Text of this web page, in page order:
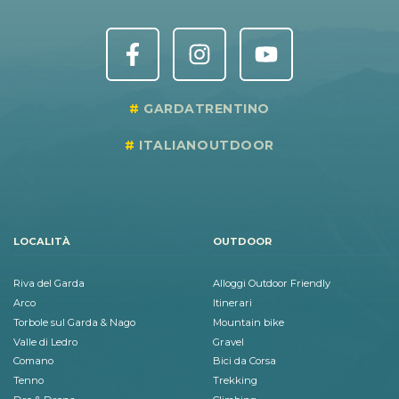
GARDATRENTINO
ITALIANOUTDOOR
LOCALITÀ
Riva del Garda
Arco
Torbole sul Garda & Nago
Valle di Ledro
Comano
Tenno
OUTDOOR
Alloggi Outdoor Friendly
Itinerari
Mountain bike
Gravel
Bici da Corsa
Trekking